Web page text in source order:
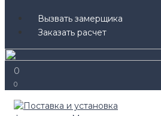
Вызвать замерщика
Заказать расчет
0
0